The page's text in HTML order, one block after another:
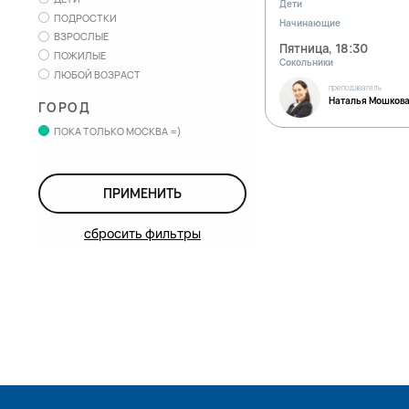
ПОДРОСТКИ
ВЗРОСЛЫЕ
ПОЖИЛЫЕ
ЛЮБОЙ ВОЗРАСТ
ГОРОД
ПОКА ТОЛЬКО МОСКВА =)
ПРИМЕНИТЬ
сбросить фильтры
Дети
Начинающие
Пятница, 18:30
Сокольники
преподаватель
Наталья Мошкова